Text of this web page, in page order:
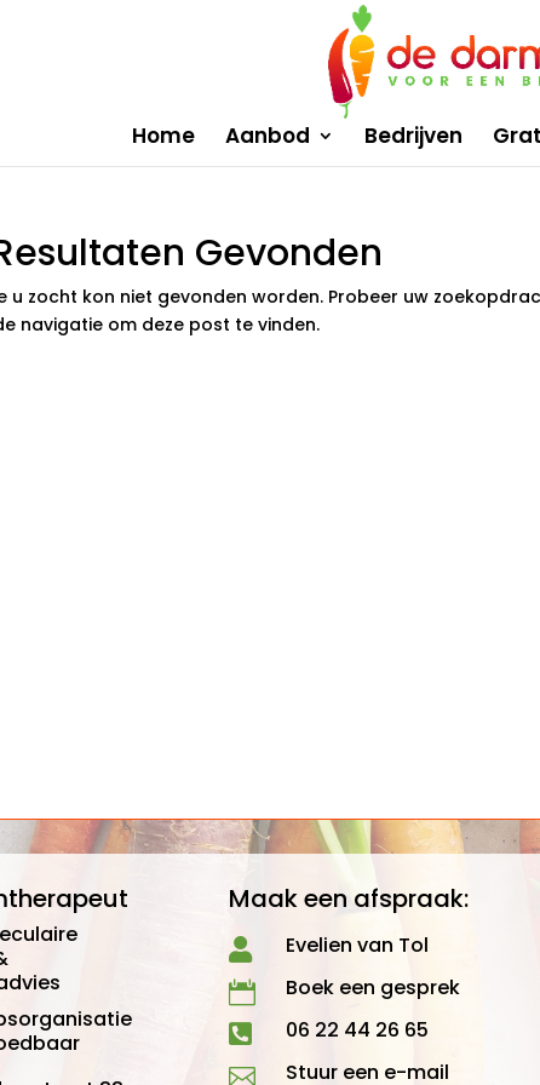
Home Aanbod Bedrijven
Gevonden
u zocht kon niet gevonden worden. Probeer uw
navigatie om deze post te vinden.
Maak een afspraak:
 Evelien van Tol
 Boek een gesprek
 06 22 44 26 65
 Stuur een e-mail